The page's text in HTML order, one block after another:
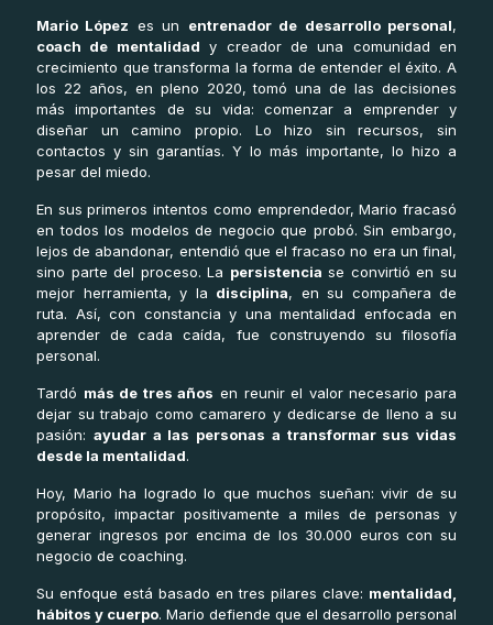
Mario López es un entrenador de desarrollo personal,
coach de mentalidad y creador de una comunidad en
crecimiento que transforma la forma de entender el éxito. A
los 22 años, en pleno 2020, tomó una de las decisiones
más importantes de su vida: comenzar a emprender y
diseñar un camino propio. Lo hizo sin recursos, sin
contactos y sin garantías. Y lo más importante, lo hizo a
pesar del miedo.
En sus primeros intentos como emprendedor, Mario fracasó
en todos los modelos de negocio que probó. Sin embargo,
lejos de abandonar, entendió que el fracaso no era un final,
sino parte del proceso. La persistencia se convirtió en su
mejor herramienta, y la disciplina, en su compañera de
ruta. Así, con constancia y una mentalidad enfocada en
aprender de cada caída, fue construyendo su filosofía
personal.
Tardó más de tres años en reunir el valor necesario para
dejar su trabajo como camarero y dedicarse de lleno a su
pasión: ayudar a las personas a transformar sus vidas
desde la mentalidad.
Hoy, Mario ha logrado lo que muchos sueñan: vivir de su
propósito, impactar positivamente a miles de personas y
generar ingresos por encima de los 30.000 euros con su
negocio de coaching.
Su enfoque está basado en tres pilares clave: mentalidad,
hábitos y cuerpo. Mario defiende que el desarrollo personal